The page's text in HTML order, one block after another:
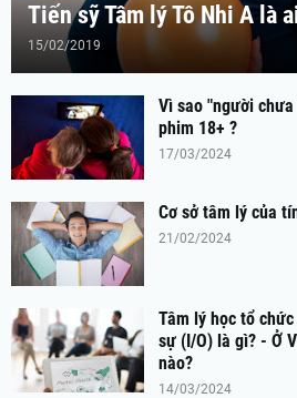
Tiến sỹ Tâm lý Tô Nhi A là
15/02/2019
Vì sao "người
phim 18+ ?
17/03/2024
Cơ sở tâm lý của
21/02/2024
Tâm lý học tổ
sự (I/O) là gì? - Ở
nào?
14/03/2024